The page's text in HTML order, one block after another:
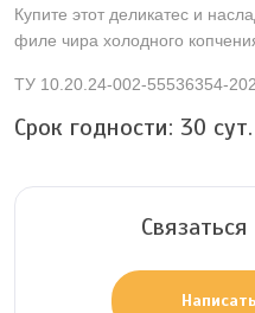
Купите этот деликатес и
филе чира холодного
ТУ 10.20.24-002-55536354-
Срок годности: 30 сут.